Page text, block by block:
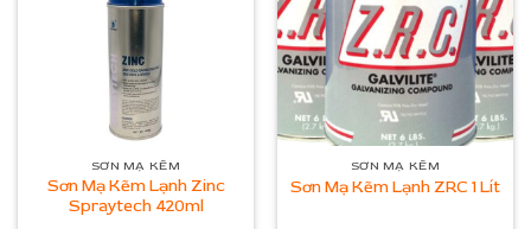
SƠN MẠ KẼM
Sơn Mạ Kẽm Lạnh Zinc
Spraytech 420ml
SƠN MẠ KẼM
Sơn Mạ Kẽm Lạnh ZRC 1 Lít